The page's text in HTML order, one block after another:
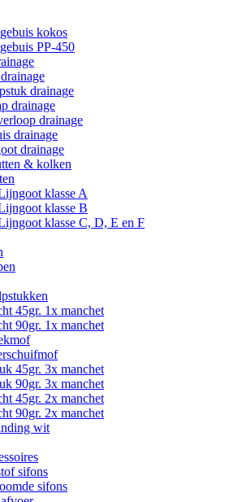
kokos
PP-450
drainage
drainage
drainage
drainage
drainage
& kolken
klasse A
klasse B
klasse C, D, E en F
45gr. 1x manchet
90gr. 1x manchet
45gr. 3x manchet
90gr. 3x manchet
45gr. 2x manchet
90gr. 2x manchet
wit
sifons
sifons